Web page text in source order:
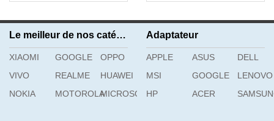
Le meilleur de nos catégories
XIAOMI GOOGLE
OPPO
VIVO
REALME
HUAWEI
NOKIA
MOTOROLAMICROSOFT
Adaptateur
APPLE ASUS
DELL
MSI
GOOGLE
LENOVO
HP
ACER